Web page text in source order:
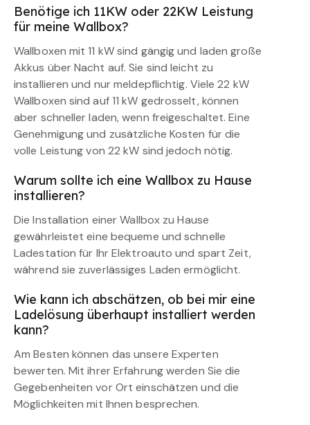
Benötige ich 11KW oder 22KW Leistung
für meine Wallbox?
Wallboxen mit 11 kW sind gängig und laden große
Akkus über Nacht auf. Sie sind leicht zu
installieren und nur meldepflichtig. Viele 22 kW
Wallboxen sind auf 11 kW gedrosselt, können
aber schneller laden, wenn freigeschaltet. Eine
Genehmigung und zusätzliche Kosten für die
volle Leistung von 22 kW sind jedoch nötig.
Warum sollte ich eine Wallbox zu Hause
installieren?
Die Installation einer Wallbox zu Hause
gewährleistet eine bequeme und schnelle
Ladestation für Ihr Elektroauto und spart Zeit,
während sie zuverlässiges Laden ermöglicht.
Wie kann ich abschätzen, ob bei mir eine
Ladelösung überhaupt installiert werden
kann?
Am Besten können das unsere Experten
bewerten. Mit ihrer Erfahrung werden Sie die
Gegebenheiten vor Ort einschätzen und die
Möglichkeiten mit Ihnen besprechen.